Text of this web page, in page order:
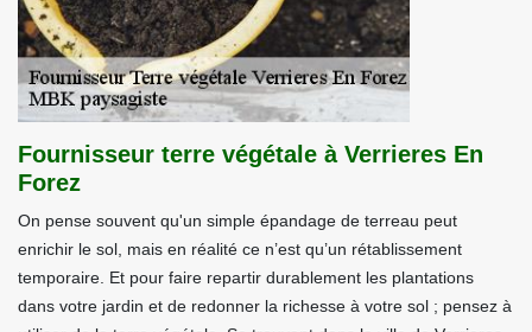
Fournisseur terre végétale à Verrieres En
Forez
On pense souvent qu'un simple épandage de terreau peut
enrichir le sol, mais en réalité ce n’est qu’un rétablissement
temporaire. Et pour faire repartir durablement les plantations
dans votre jardin et de redonner la richesse à votre sol ; pensez à